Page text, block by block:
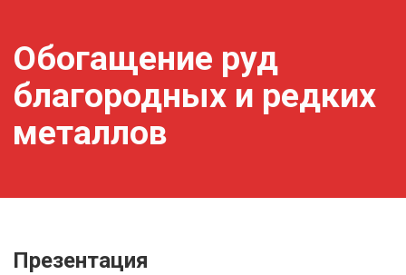
Обогащение руд
благородных и редких
металлов
Презентация